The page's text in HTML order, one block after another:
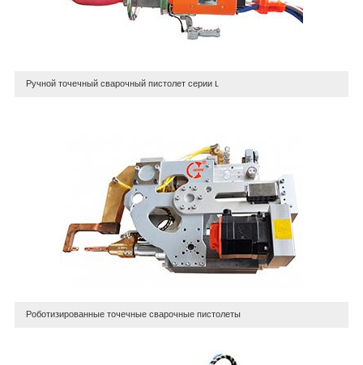
Ручной точечный сварочный пистолет серии L
Роботизированные точечные сварочные пистолеты